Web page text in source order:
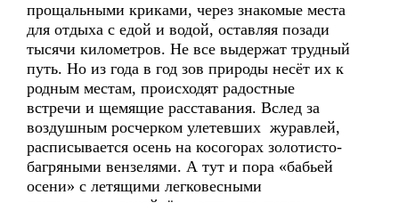
прощальными криками, через знакомые места
для отдыха с едой и водой, оставляя позади
тысячи километров. Не все выдержат трудный
путь. Но из года в год зов природы несёт их к
родным местам, происходят радостные
встречи и щемящие расставания. Вслед за
воздушным росчерком улетевших журавлей,
расписывается осень на косогорах золотисто-
багряными вензелями. А тут и пора «бабьей
осени» с летящими легковесными